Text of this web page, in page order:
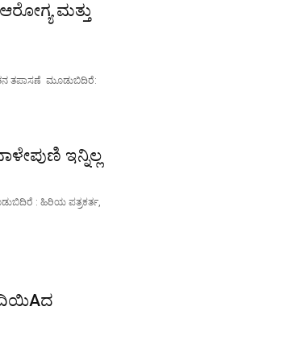
ಮತ್ತು
ತಪಾಸಣೆ ಮೂಡುಬಿದಿರೆ:
ಇನ್ನಿಲ್ಲ
: ಹಿರಿಯ ಪತ್ರಕರ್ತ,